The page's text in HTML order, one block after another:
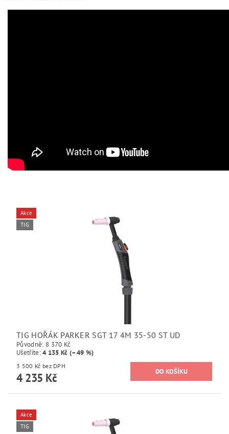
Akce
TIG
TIG HOŘÁK PARKER SGT 17 4M 35-50 ST UD
Původně: 8 370 Kč
Ušetříte:4 135 Kč (–49 %)
3 500 Kč bez DPH
4 235 Kč
Akce
TIG